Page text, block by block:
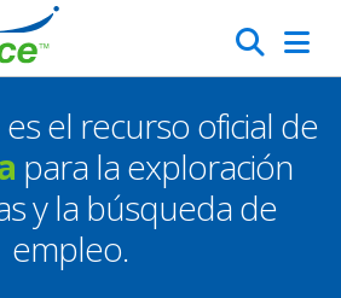
Search
el recurso oficial de
para la exploración
y la búsqueda de
empleo.